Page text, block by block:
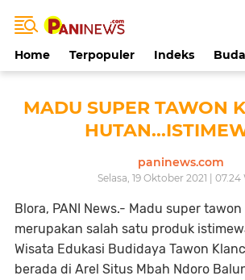
Home Terpopuler Indeks
MADU SUPER TAWON
paninews.com
Selasa, 19 Oktober 2021 | 07.24
Blora, PANI News.- Madu super
merupakan salah satu produk
Wisata Edukasi Budidaya Tawon
berada di Arel Situs Mbah Ndoro